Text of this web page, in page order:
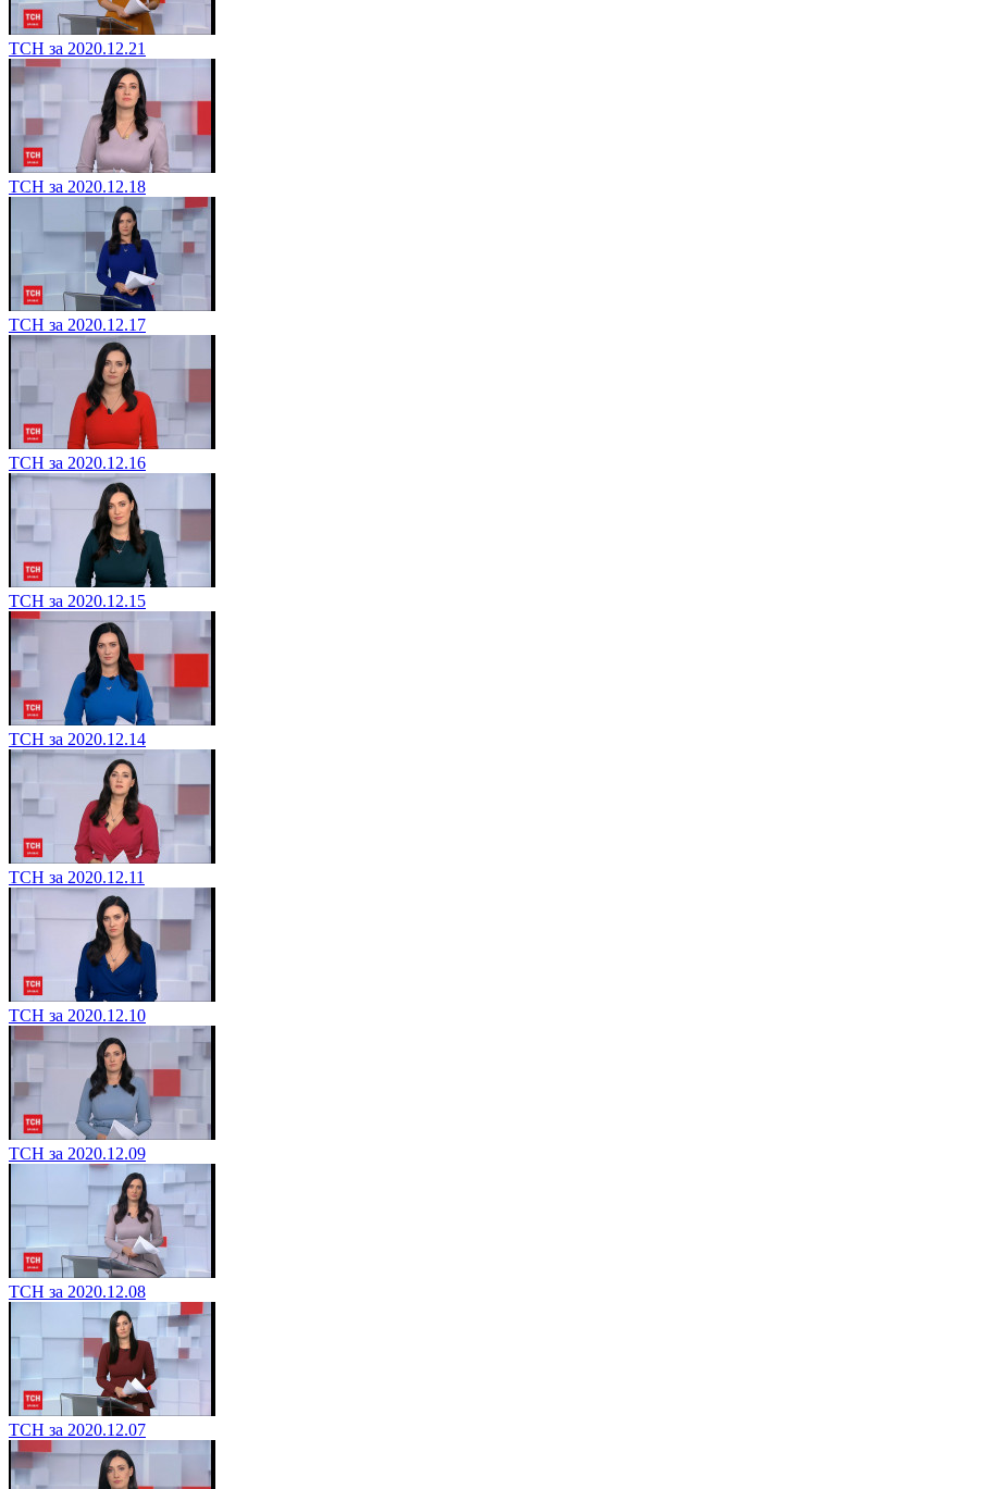
ТСН за 2020.12.21
ТСН за 2020.12.18
ТСН за 2020.12.17
ТСН за 2020.12.16
ТСН за 2020.12.15
ТСН за 2020.12.14
ТСН за 2020.12.11
ТСН за 2020.12.10
ТСН за 2020.12.09
ТСН за 2020.12.08
ТСН за 2020.12.07